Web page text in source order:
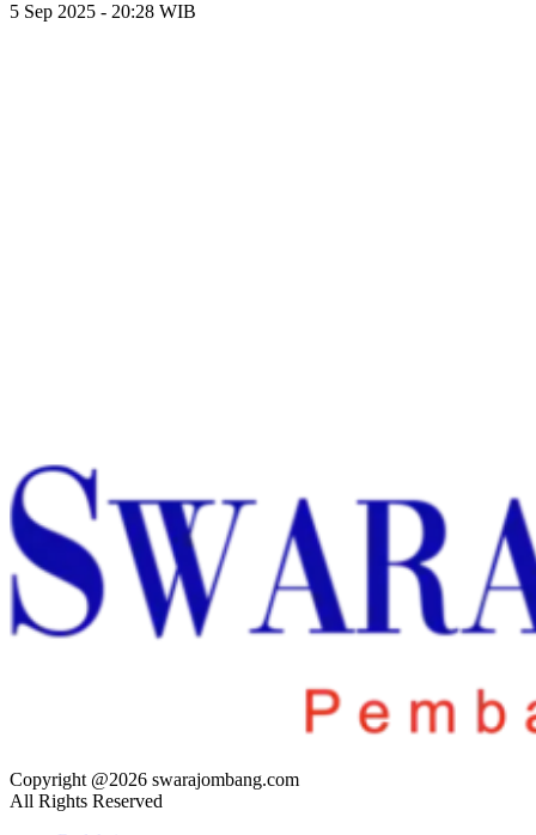
5 Sep 2025 - 20:28 WIB
Copyright @2026 swarajombang.com
All Rights Reserved